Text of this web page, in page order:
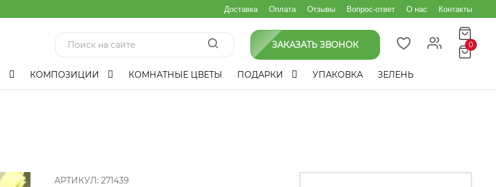
Доставка Оплата Отзывы Вопрос-ответ О нас Контакты
ЗАКАЗАТЬ ЗВОНОК 0
КОМПОЗИЦИИ КОМНАТНЫЕ ЦВЕТЫ ПОДАРКИ УПАКОВКА ЗЕЛЕНЬ
АРТИКУЛ: 271439